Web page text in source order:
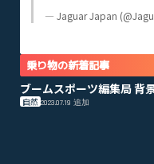
— Jaguar Japan
乗り物の新着記事
ブームスポーツ編集局 背
自然 2023.07.19 追加